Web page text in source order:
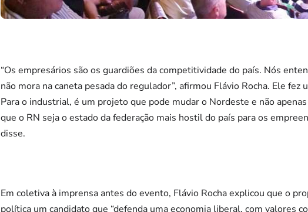
“Os empresários são os guardiões da competitividade do país. Nós
não mora na caneta pesada do regulador”, afirmou Flávio Rocha. Ele
Para o industrial, é um projeto que pode mudar o Nordeste e não
que o RN seja o estado da federação mais hostil do país para os
disse.
Em coletiva à imprensa antes do evento, Flávio Rocha explicou que o
política um candidato que “defenda uma economia liberal, com valores